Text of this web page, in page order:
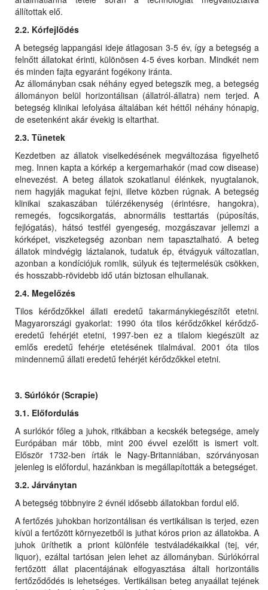
állítottak elő.
2.2. Kórfejlődés
A betegség lappangási ideje átlagosan 3-5 év, így a betegség a
felnőtt állatokat érinti, különösen 4-5 éves korban. Mindkét nem
és minden fajta egyaránt fogékony iránta.
Az állományban csak néhány egyed betegszik meg, a betegség
állományon belül horizontálisan (állatról-állatra) nem terjed. A
betegség klinikai lefolyása általában két héttől néhány hónapig,
de esetenként akár évekig is eltarthat.
2.3. Tünetek
Kezdetben az állatok viselkedésének megváltozása figyelhető
meg. Innen kapta a kórkép a kergemarhakór (mad cow disease)
elnevezést. A beteg állatok szokatlanul élénkek, nyugtalanok,
nem hagyják magukat fejni, illetve közben rúgnak. A betegség
klinikai szakaszában túlérzékenység (érintésre, hangokra),
remegés, fogcsikorgatás, abnormális testtartás (púposítás,
fejlógatás), hátsó testfél gyengeség, mozgászavar jellemzi a
kórképet, viszketegség azonban nem tapasztalható. A beteg
állatok mindvégig láztalanok, tudatuk ép, étvágyuk változatlan,
azonban a kondíciójuk romlik, súlyuk és tejtermelésük csökken,
és hosszabb-rövidebb idő után biztosan elhullanak.
2.4. Megelőzés
Tilos kérődzőkkel állati eredetű takarmánykiegészítőt etetni.
Magyarországi gyakorlat: 1990 óta tilos kérődzőkkel kérődző-
eredetű fehérjét etetni, 1997-ben ez a tilalom kiegészült az
emlős eredetű fehérje etetésének tilalmával. 2001 óta tilos
mindennemű állati eredetű fehérjét kérődzőkkel etetni.
3. Súrlókór (Scrapie)
3.1. Előfordulás
A surlókór főleg a juhok, ritkábban a kecskék betegsége, amely
Európában már több, mint 200 évvel ezelőtt is ismert volt.
Először 1732-ben írták le Nagy-Britanniában, szórványosan
jelenleg is előfordul, hazánkban is megállapították a betegséget.
3.2. Járványtan
A betegség többnyire 2 évnél idősebb állatokban fordul elő.
A fertőzés juhokban horizontálisan és vertikálisan is terjed, ezen
kívül a fertőzött környezetből is juthat kóros prion az állatokba. A
juhok üríthetik a priont különféle testváladékaikkal (tej, vér,
liquor), ezáltal tartósan jelen lehet az állományban. Súrlókórral
fertőzött állat placentájának elfogyasztása általi horizontális
fertőződődés is lehetséges. Vertikálisan beteg anyaállat tejének